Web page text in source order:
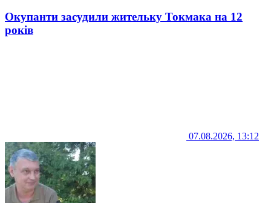
Окупанти засудили жительку Токмака на 12
років
07.08.2026, 13:12